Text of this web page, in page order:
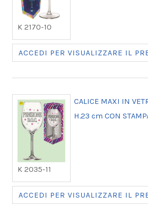
K 2170-10
ACCEDI PER VISUALIZZARE IL
K 2035-11
CALICE MAXI IN
H.23 cm CON
ACCEDI PER VISUALIZZARE IL